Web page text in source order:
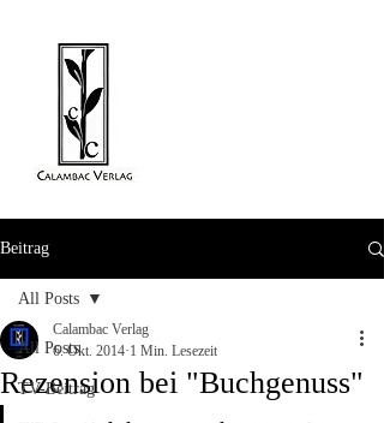
Beitrag
All Posts
TV-Beitrag
All Posts
Rezension bei "Buchgenuss"
Calambac Verlag
6. Okt. 2014 1 Min. Lesezeit